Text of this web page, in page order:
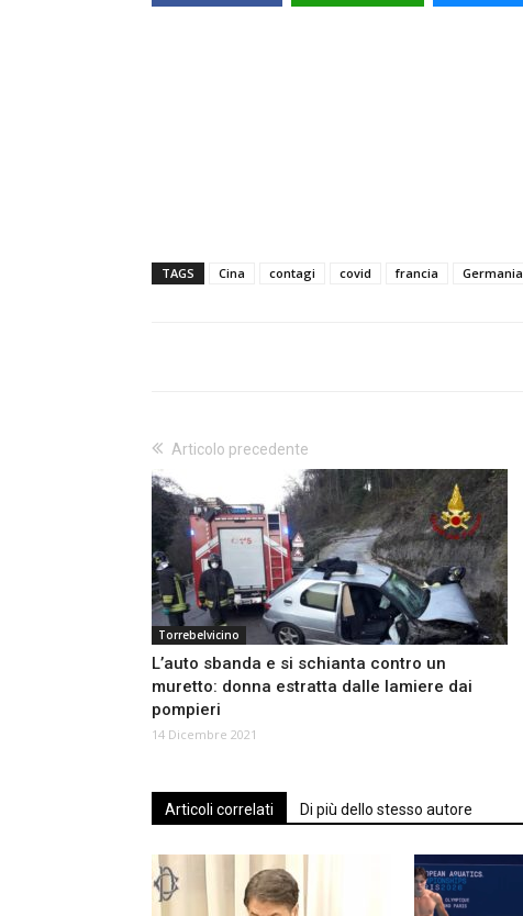
TAGS Cina contagi covid francia Germania
Articolo precedente
Torrebelvicino
L’auto sbanda e si schianta contro un
muretto: donna estratta dalle lamiere dai
pompieri
14 Dicembre 2021
Articoli correlati Di più dello stesso autore